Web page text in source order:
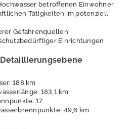
betroffenen Einwohner
Tätigkeiten im potenziell
Gefahrenquellen
Einrichtungen
188 km
183,1 km
17
49,6 km